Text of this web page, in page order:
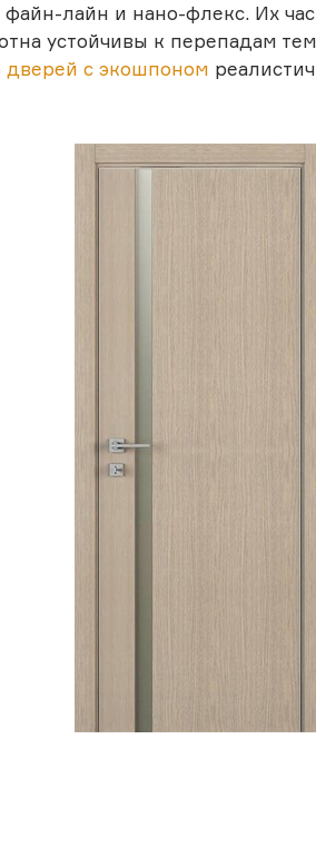
лайн и нано-флекс. Их
устойчивы к перепадам
дверей с экошпоном